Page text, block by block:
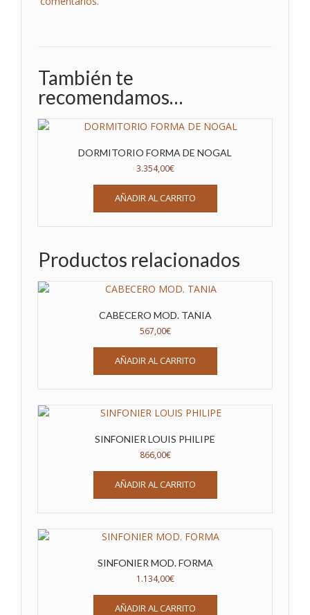
También te
recomendamos…
DORMITORIO FORMA DE NOGAL
3.354,00€
AÑADIR AL CARRITO
Productos relacionados
CABECERO MOD. TANIA
567,00€
AÑADIR AL CARRITO
SINFONIER LOUIS PHILIPE
866,00€
AÑADIR AL CARRITO
SINFONIER MOD. FORMA
1.134,00€
AÑADIR AL CARRITO